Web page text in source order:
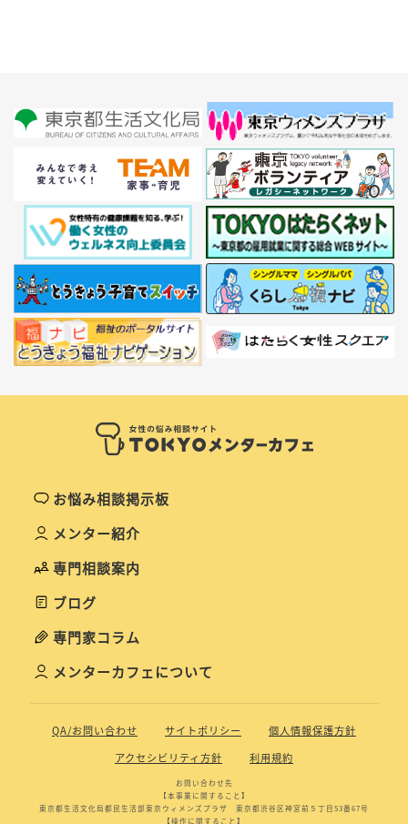
お悩み相談掲示板
メンター紹介
専門相談案内
ブログ
専門家コラム
メンターカフェについて
QA/お問い合わせ サイトポリシー
個人情報保護方針
アクセシビリティ方針
利用規約
お問い合わせ先
【本事業に関すること】
東京都生活文化局都民生活部東京ウィメンズプラザ 東京都渋谷区神宮前５丁目53番67号
【操作に関すること】